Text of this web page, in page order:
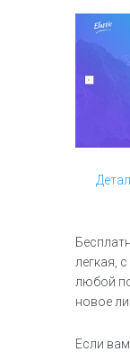
легкая,
любой
новое
Если